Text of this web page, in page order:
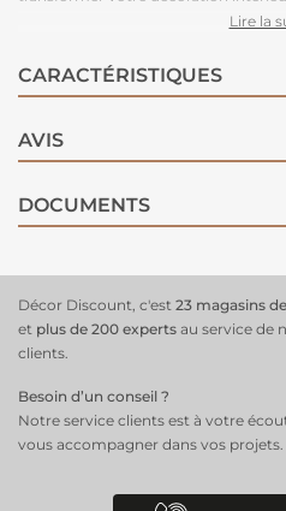
touche de sophistication et de
séchage rapide, elle vous permet de
un clin d'œil. Sa formule hautement
Lire la
CARACTÉRISTIQUES
AVIS
DOCUMENTS
Décor Discount, c'est 23 magasins
et plus de 200 experts au service de
clients.
Besoin d’un conseil ?
Notre service clients est à votre
vous accompagner dans vos projets.